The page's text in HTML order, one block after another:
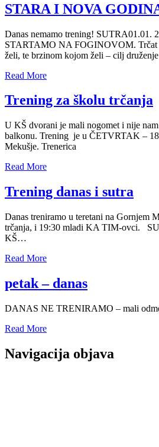
STARA I NOVA
Danas nemamo trening! SUTRA01.01.
STARTAMO NA FOGINOVOM. Trčat
želi, te brzinom kojom želi – cilj
Read More
Trening za školu trčanja
U KŠ dvorani je mali nogomet i nije
balkonu. Trening je u ČETVRTAK –
Mekušje. Trenerica
Read More
Trening danas i sutra
Danas treniramo u teretani na Gornjem
trčanja, i 19:30 mladi KA TIM-ovci.
KŠ…
Read More
petak – danas
DANAS NE TRENIRAMO – mali
Read More
Navigacija objava